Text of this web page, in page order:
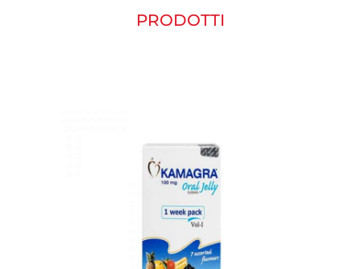
PRODOTTI